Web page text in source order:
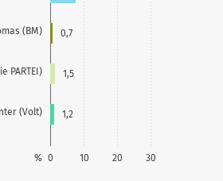
(BM)
PARTEI)
(Volt)
0 10 20 30
%
0,7
1,5
1,2